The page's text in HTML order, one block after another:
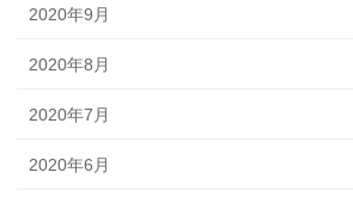
2020年9月
2020年8月
2020年7月
2020年6月